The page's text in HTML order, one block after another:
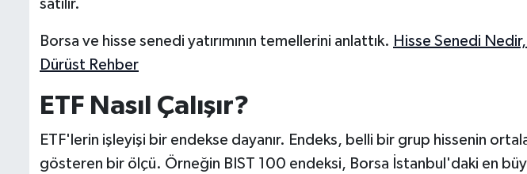
satılır.
Borsa ve hisse senedi yatırımının temellerini anlattık. Hisse Senedi
Dürüst Rehber
ETF Nasıl Çalışır?
ETF'lerin işleyişi bir endekse dayanır. Endeks, belli bir grup hissenin
gösteren bir ölçü. Örneğin BIST 100 endeksi, Borsa İstanbul'daki en